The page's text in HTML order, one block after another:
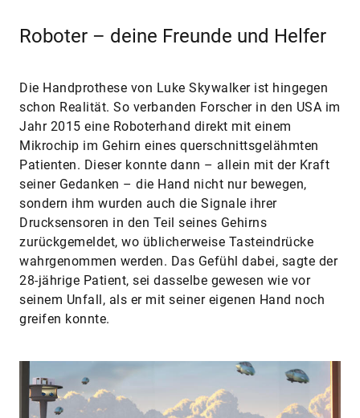
Roboter – deine Freunde und Helfer
Die Handprothese von Luke Skywalker ist hingegen
schon Realität. So verbanden Forscher in den USA im
Jahr 2015 eine Roboterhand direkt mit einem
Mikrochip im Gehirn eines querschnittsgelähmten
Patienten. Dieser konnte dann – allein mit der Kraft
seiner Gedanken – die Hand nicht nur bewegen,
sondern ihm wurden auch die Signale ihrer
Drucksensoren in den Teil seines Gehirns
zurückgemeldet, wo üblicherweise Tasteindrücke
wahrgenommen werden. Das Gefühl dabei, sagte der
28-jährige Patient, sei dasselbe gewesen wie vor
seinem Unfall, als er mit seiner eigenen Hand noch
greifen konnte.